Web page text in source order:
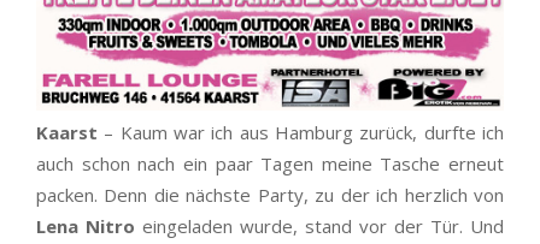
Kaarst – Kaum war ich aus Hamburg zurück, durfte ich
auch schon nach ein paar Tagen meine Tasche erneut
packen. Denn die nächste Party, zu der ich herzlich von
Lena Nitro eingeladen wurde, stand vor der Tür. Und